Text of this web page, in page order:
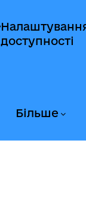
доступності
Більше